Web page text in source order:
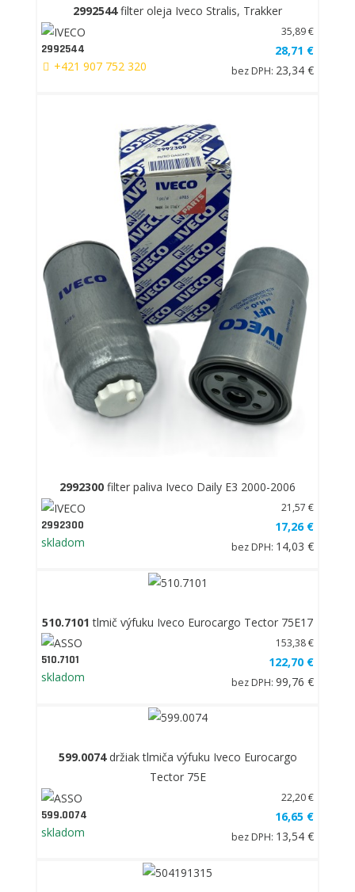
2992544filter oleja Iveco Stralis, Trakker
2992544
+421 907 752 320
35,89 €
28,71 €
bez DPH: 23,34 €
2992300 filter paliva Iveco Daily E3 2000-2006
2992300
skladom
21,57 €
17,26 €
bez DPH: 14,03 €
510.7101 tlmič výfuku Iveco Eurocargo Tector 75E17
510.7101
skladom
153,38 €
122,70 €
bez DPH: 99,76 €
599.0074držiak tlmiča výfuku Iveco Eurocargo
Tector 75E
599.0074
skladom
22,20 €
16,65 €
bez DPH: 13,54 €